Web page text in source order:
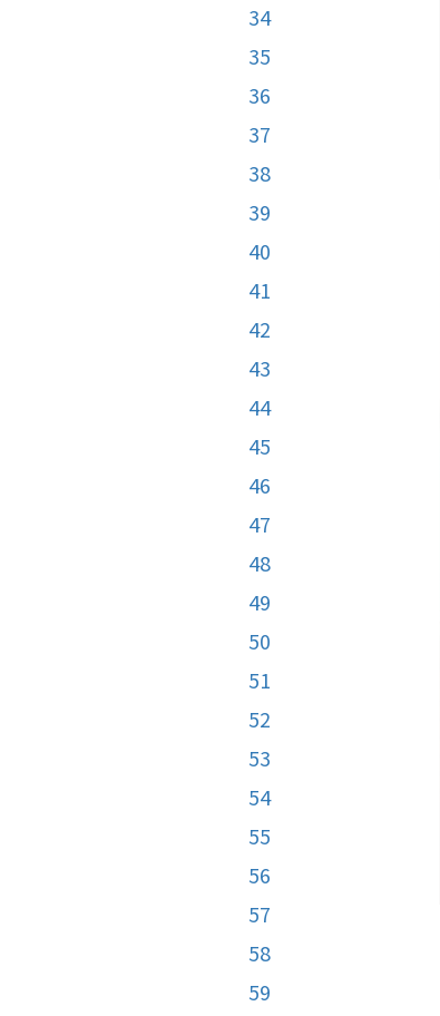
34
35
36
37
38
39
40
41
42
43
44
45
46
47
48
49
50
51
52
53
54
55
56
57
58
59